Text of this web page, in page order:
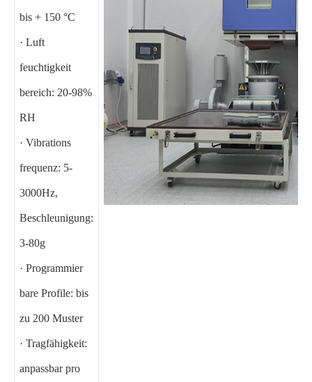
bis + 150 °C
· Luft
feuchtigkeit
bereich: 20-98%
RH
· Vibrations
frequenz: 5-
3000Hz,
Beschleunigung:
3-80g
· Programmier
bare Profile: bis
zu 200 Muster
· Tragfähigkeit:
anpassbar pro